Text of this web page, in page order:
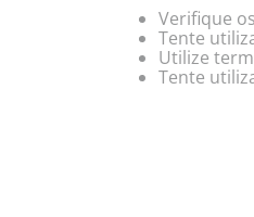
Verifique
Tente
Utilize
Tente